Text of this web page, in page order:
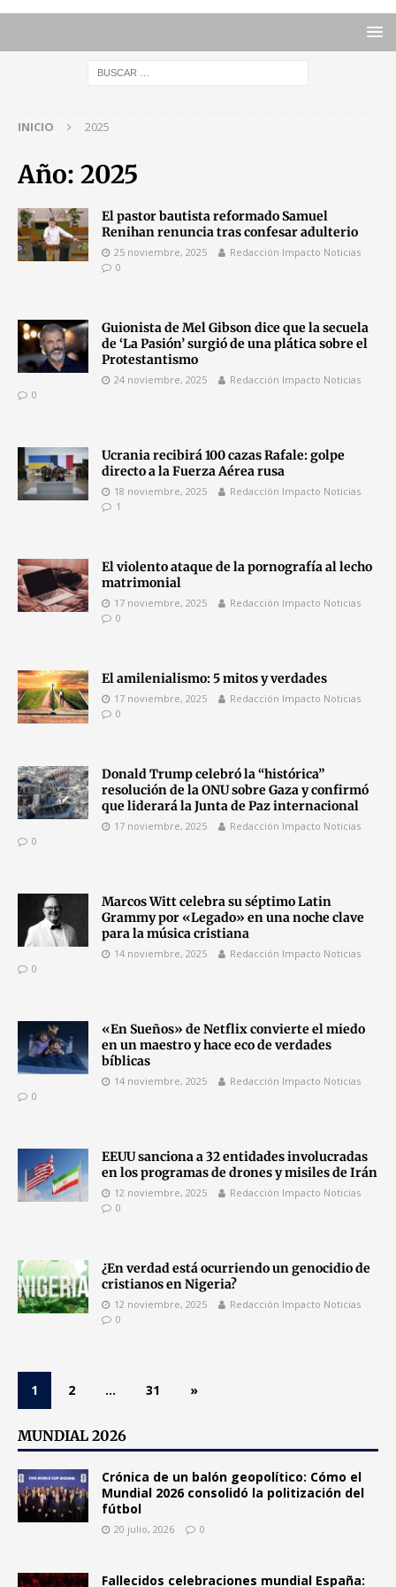
INICIO 2025
Año: 2025
El pastor bautista reformado Samuel
Renihan renuncia tras confesar adulterio
25 noviembre, 2025
Redacción Impacto Noticias
0
Guionista de Mel Gibson dice que la secuela
de ‘La Pasión’ surgió de una plática sobre el
Protestantismo
24 noviembre, 2025
Redacción Impacto Noticias
0
Ucrania recibirá 100 cazas Rafale: golpe
directo a la Fuerza Aérea rusa
18 noviembre, 2025
Redacción Impacto Noticias
1
El violento ataque de la pornografía al lecho
matrimonial
17 noviembre, 2025
Redacción Impacto Noticias
0
El amilenialismo: 5 mitos y verdades
17 noviembre, 2025
Redacción Impacto Noticias
0
Donald Trump celebró la “histórica”
resolución de la ONU sobre Gaza y confirmó
que liderará la Junta de Paz internacional
17 noviembre, 2025
Redacción Impacto Noticias
0
Marcos Witt celebra su séptimo Latin
Grammy por «Legado» en una noche clave
para la música cristiana
14 noviembre, 2025
Redacción Impacto Noticias
0
«En Sueños» de Netflix convierte el miedo
en un maestro y hace eco de verdades
bíblicas
14 noviembre, 2025
Redacción Impacto Noticias
0
EEUU sanciona a 32 entidades involucradas
en los programas de drones y misiles de Irán
12 noviembre, 2025
Redacción Impacto Noticias
0
¿En verdad está ocurriendo un genocidio de
cristianos en Nigeria?
12 noviembre, 2025
Redacción Impacto Noticias
0
1 2 … 31 »
MUNDIAL 2026
Crónica de un balón geopolítico: Cómo el
Mundial 2026 consolidó la politización del
fútbol
20 julio, 2026 0
Fallecidos celebraciones mundial España: